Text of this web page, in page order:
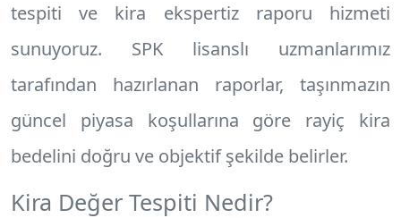
tespiti ve kira ekspertiz raporu hizmeti
sunuyoruz. SPK lisanslı uzmanlarımız
tarafından hazırlanan raporlar, taşınmazın
güncel piyasa koşullarına göre rayiç kira
bedelini doğru ve objektif şekilde belirler.
Kira Değer Tespiti Nedir?